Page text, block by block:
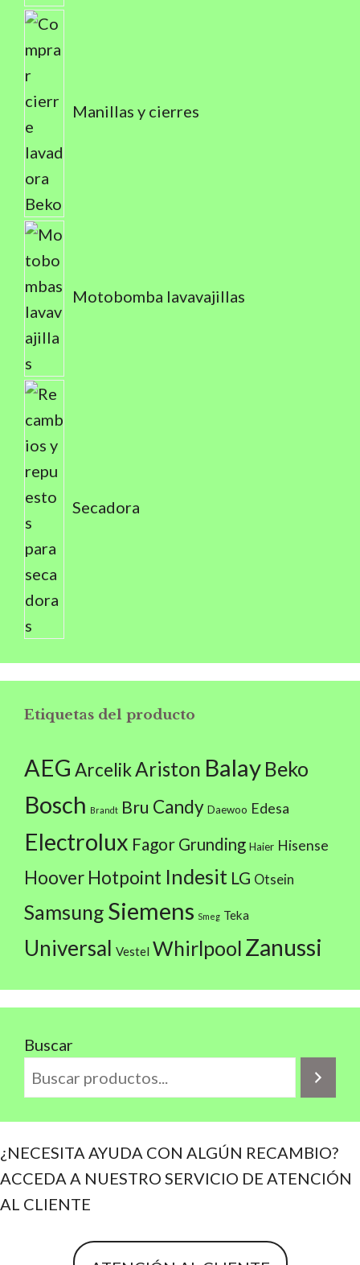
Manillas y cierres
Motobomba lavavajillas
Secadora
Etiquetas del producto
AEG ArcelikAriston Balay Beko
Bosch Brandt Bru Candy Daewoo Edesa
Electrolux Fagor Grunding Haier Hisense
Hoover Hotpoint Indesit LG Otsein
Samsung Siemens Smeg Teka
Universal Vestel Whirlpool Zanussi
Buscar
¿NECESITA AYUDA CON ALGÚN RECAMBIO?
ACCEDA A NUESTRO SERVICIO DE ATENCIÓN
AL CLIENTE